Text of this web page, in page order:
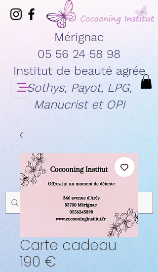
Mérignac
05 56 24 58 98
Institut de beauté agrée
Sothys, Payot, LPG,
Manucrist et OPI
Carte cadeau
190 €